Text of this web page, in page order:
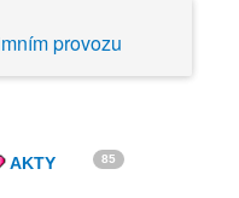
provozu
AKTY 85